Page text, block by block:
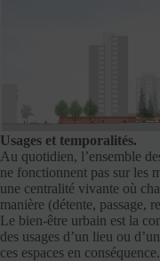
Usages et temporalités.
Au quotidien, l’ensemble
ne fonctionnent pas sur les
une centralité vivante où
manière (détente,
Le bien-être urbain est la
des usages d’un lieu ou
ces espaces en conséquence.